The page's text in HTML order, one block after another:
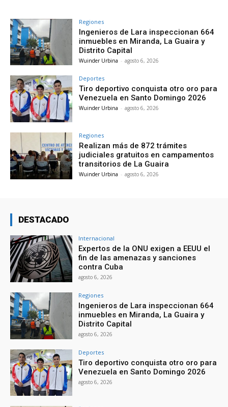
Regiones
Ingenieros de Lara inspeccionan 664
inmuebles en Miranda, La Guaira y
Distrito Capital
Wuinder Urbina - agosto 6, 2026
Deportes
Tiro deportivo conquista otro oro para
Venezuela en Santo Domingo 2026
Wuinder Urbina - agosto 6, 2026
Regiones
Realizan más de 872 trámites
judiciales gratuitos en campamentos
transitorios de La Guaira
Wuinder Urbina - agosto 6, 2026
DESTACADO
Internacional
Expertos de la ONU exigen a EEUU el
fin de las amenazas y sanciones
contra Cuba
agosto 6, 2026
Regiones
Ingenieros de Lara inspeccionan 664
inmuebles en Miranda, La Guaira y
Distrito Capital
agosto 6, 2026
Deportes
Tiro deportivo conquista otro oro para
Venezuela en Santo Domingo 2026
agosto 6, 2026